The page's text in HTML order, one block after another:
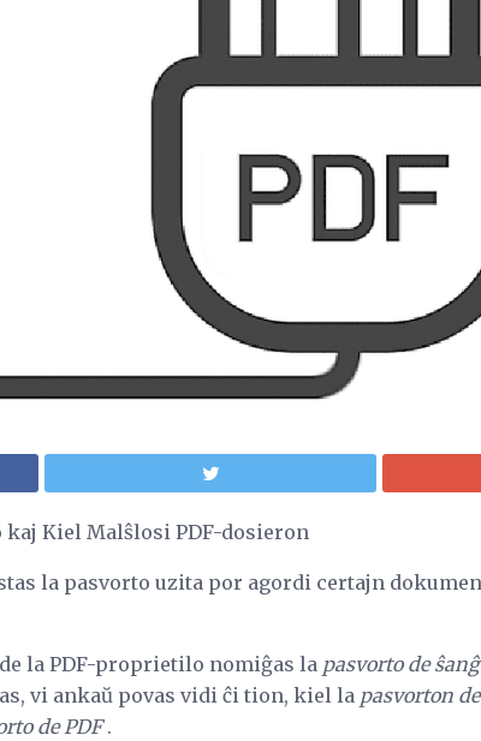
kaj Kiel Malŝlosi PDF-dosieron
la pasvorto uzita por agordi certajn
la PDF-proprietilo nomiĝas la pasvorto de
vi ankaŭ povas vidi ĉi tion, kiel la pasvorton
de PDF.